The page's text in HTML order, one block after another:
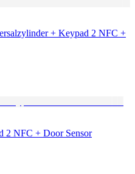
+ Keypad 2 NFC +
2 NFC + Door Sensor